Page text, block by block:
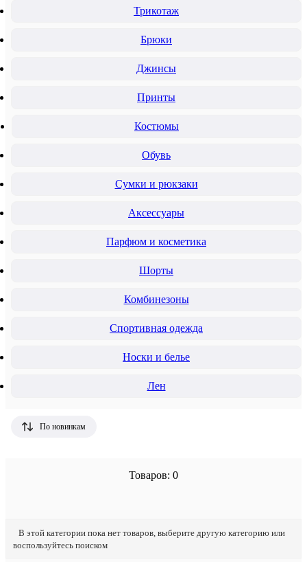
Трикотаж
Брюки
Джинсы
Принты
Костюмы
Обувь
Сумки и рюкзаки
Аксессуары
Парфюм и косметика
Шорты
Комбинезоны
Спортивная одежда
Носки и белье
Лен
По новинкам
Товаров: 0
В этой категории пока нет товаров, выберите другую категорию или
воспользуйтесь поиском